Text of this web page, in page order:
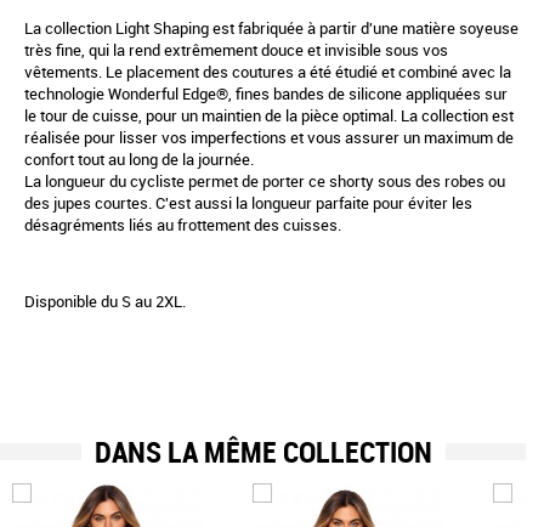
La collection Light Shaping est fabriquée à partir d'une matière soyeuse
très fine, qui la rend extrêmement douce et invisible sous vos
vêtements. Le placement des coutures a été étudié et combiné avec la
technologie Wonderful Edge®, fines bandes de silicone appliquées sur
le tour de cuisse, pour un maintien de la pièce optimal. La collection est
réalisée pour lisser vos imperfections et vous assurer un maximum de
confort tout au long de la journée.
La longueur du cycliste permet de porter ce shorty sous des robes ou
des jupes courtes. C'est aussi la longueur parfaite pour éviter les
désagréments liés au frottement des cuisses.
Disponible du S au 2XL.
DANS LA MÊME COLLECTION